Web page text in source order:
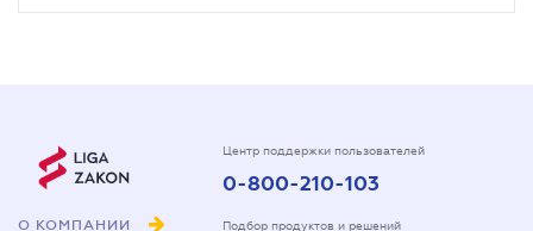
О КОМПАНИИ
Центр поддержки пользователей
0-800-210-103
Подбор продуктов и решений